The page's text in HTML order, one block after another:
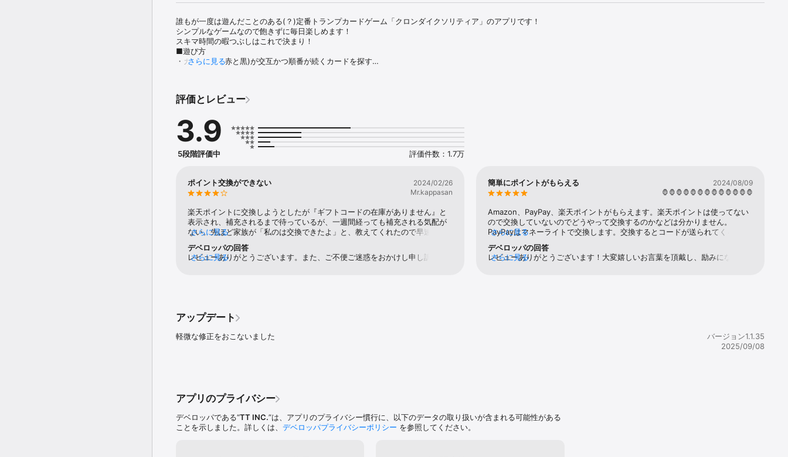
誰もが一度は遊んだことのある(？)定番トランプカードゲーム「クロンダイクソリティア」のアプリです！
シンプルなゲームなので飽きずに毎日楽しめます！
スキマ時間の暇つぶしはこれで決まり！
■遊び方
・カードの色(赤と黒)が交互かつ順番が続くカードを探す
・ヒント：動かせるカードがわかるよ！
・やり直し：手詰まりになった配列を最初からやり直せるよ！
■こんな人におすすめ
・トランプで遊ぶのが好きな人
・カジュアルゲームが好きな人
・ソリティア(クロンダイク)が好きな人
・簡単なゲームが好きな人
・気軽に遊べるゲームアプリを探している人
・一人で楽しめるゲームアプリを探している人
さらに見る
評価とレビュー
3.9
5段階評価中 評価件数：1.7万
ポイント交換ができない
2024/02/26
Mr.kappasan
楽天ポイントに交換しようとしたが『ギフトコードの在庫がありません』と
表示され、補充されるまで待っているが、一週間経っても補充される気配が
ない。先ほど家族が「私のは交換できたよ」と、教えてくれたので早速、交
換しようとしたが、交換ができなかった。不具合報告をしようにも自分は
LINEをやっていない為、不具合報告もできない。他の人が交換できたのに自
分のが交換できないのは一体どういうことなんだろう？このままだと1000p
さらに見る
デベロッパの回答
レビューありがとうございます。また、ご不便ご迷惑をおかけし申し訳ござ
たします。
さらに見る
簡単にポイントがもらえる
2024/08/09
🦍🦍🦍🦍🦍🦍🦍🦍🦍🦍🦍🦍🦍
Amazon、PayPay、楽天ポイントがもらえます。楽天ポイントは使ってない
ので交換していないのでどうやって交換するのかなどは分かりません。
PayPayはマネーライトで交換します。交換するとコードが送られてくるので
それをSafariやChromeに入力して貰います。交換しても在庫が無いと貰えな
いことがあります。そのせいでコードが消えてしまったことがあったのです
がLINEで問い合わせたらコードを再度貰えました。対応は早くて丁寧でいい
でスキップ出来るので大丈夫ですが、連打してると飛ばされたりするので気
をつけてください。最初の方は簡単なのですぐに交換できると思います。交
換できる額は100円です。1ポイント=1円です。私はこのアプリを結構使って
力的です。わたしはこのアプリなくなると困るレベルで愛用してます…皆様
やりましょう!!
さらに見る
デベロッパの回答
レビューありがとうございます！大変嬉しいお言葉を頂戴し、励みになりま
さらに見る
アップデート
軽微な修正をおこないました
バージョン1.1.35
2025/09/08
アプリのプライバシー
デベロッパである“TT INC.”は、アプリのプライバシー慣行に、以下のデータの取り扱いが含まれる可能性がある
ことを示しました。詳しくは、 デベロッパプライバシーポリシー を参照してください。